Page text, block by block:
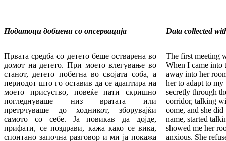
Податоци добиени со опсервација Data collected
Првата средба со детето беше остварена во
домот на детето. При моето влегување во
станот, детето побегна во својата соба, а
периодот што го оставив да се адаптира на
моето присуство, повеќе пати скришно
погледнуваше низ вратата или
претрчуваше до ходникот, зборувајќи
самото со себе. Ја повикав да дојде,
прифати, се поздрави, кажа како се вика,
спонтано започна разговор и ми ја покажа
The first meeting
When I came into
away into her
her to adapt to my
secretly through
corridor, talking
come, and she did
name, started
showed me her
anxious. She